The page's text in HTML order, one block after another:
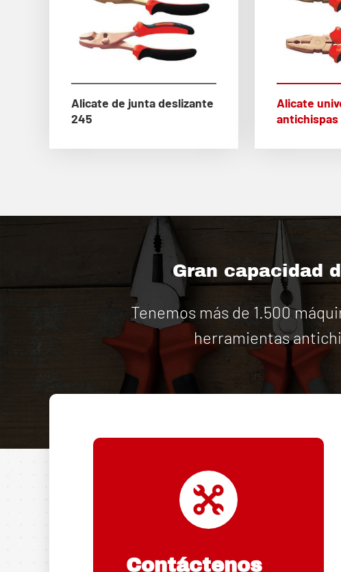
Alicate de junta deslizante
245
Alicate
antichispas
Gran capacidad
Tenemos más de 1.500
herramientas
Contáctenos